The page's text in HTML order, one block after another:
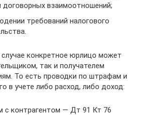
договорных взаимоотношений;
требований налогового
конкретное юрлицо может
так и получателем
То есть проводки по штрафам и
в учете либо расход, либо доход:
с контрагентом — Дт 91 Кт 76